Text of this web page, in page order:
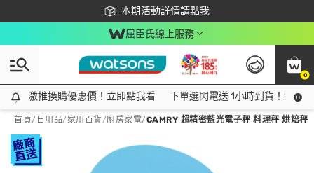
本期活動詳情請點我
下載app最高回饋$350
屈臣氏線上服務
0
激推換購優惠價！立即點我看
激推換購優惠價！立即點我看 下單選閃電送 1小時到貨！領神
首頁/ 日用品/ 家用百貨/廚房家電/CAMRY 超精密藍光電子秤 料理秤 烘焙秤